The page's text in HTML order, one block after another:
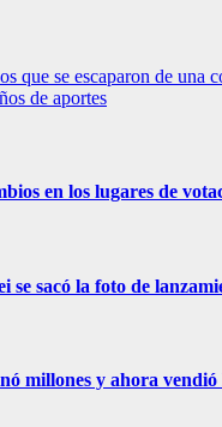
que se escaparon de una
de aportes
en los lugares de
sacó la foto de
millones y ahora